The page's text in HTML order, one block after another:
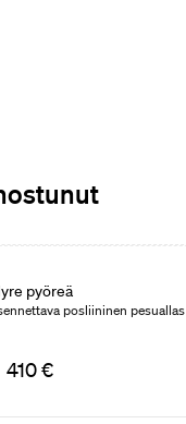
pyöreä
posliininen pesuallas
410 €